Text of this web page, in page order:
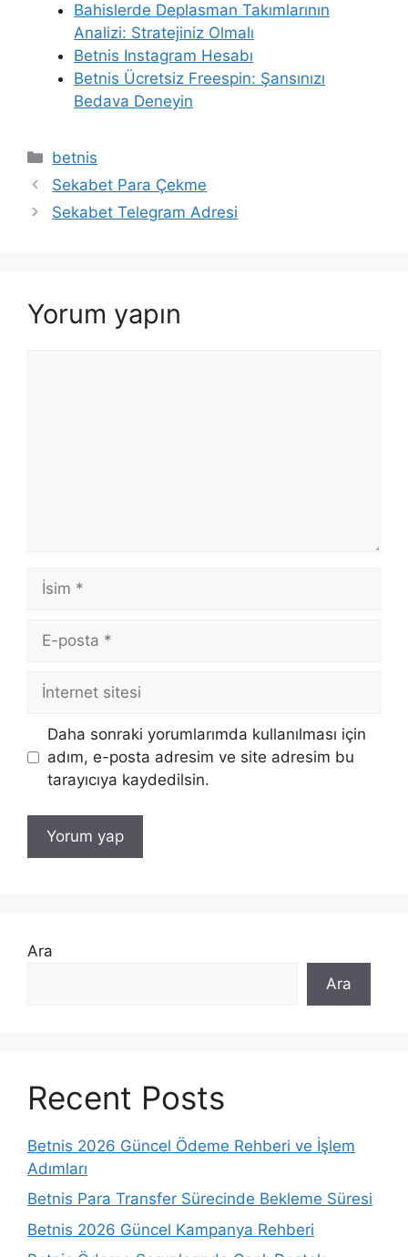
Bahislerde Deplasman Takımlarının
Analizi: Stratejiniz Olmalı
Betnis Instagram Hesabı
Betnis Ücretsiz Freespin: Şansınızı
Bedava Deneyin
Kategoriler
betnis
Sekabet Para Çekme
Sekabet Telegram Adresi
Yorum yapın
İsim
posta
İnternet
Daha sonraki yorumlarımda kullanılması için
adım, e-posta adresim ve site adresim bu
tarayıcıya kaydedilsin.
Ara
Ara
Recent Posts
Betnis 2026 Güncel Ödeme Rehberi ve İşlem
Adımları
Betnis Para Transfer Sürecinde Bekleme Süresi
Betnis 2026 Güncel Kampanya Rehberi